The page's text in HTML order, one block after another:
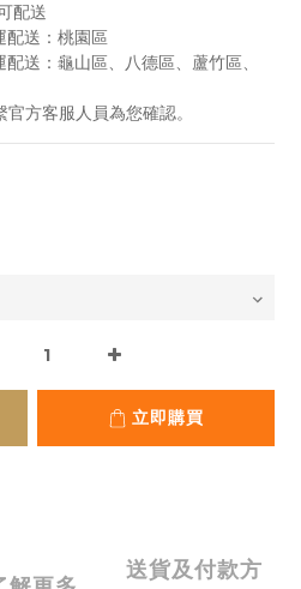
配送
送：桃園區
送：龜山區、八德區、蘆竹區、
方客服人員為您確認。
立即購買
送貨及付款方